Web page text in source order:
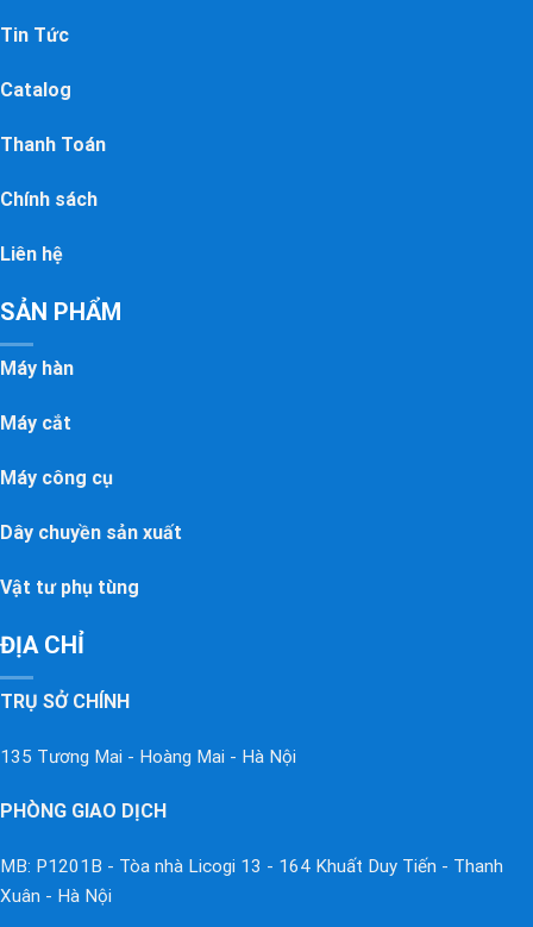
Tin Tức
Catalog
Thanh Toán
Chính sách
Liên hệ
SẢN PHẨM
Máy hàn
Máy cắt
Máy công cụ
Dây chuyền sản xuất
Vật tư phụ tùng
ĐỊA CHỈ
TRỤ SỞ CHÍNH
135 Tương Mai - Hoàng Mai - Hà Nội
PHÒNG GIAO DỊCH
MB: P1201B - Tòa nhà Licogi 13 - 164 Khuất Duy Tiến - Thanh
Xuân - Hà Nội